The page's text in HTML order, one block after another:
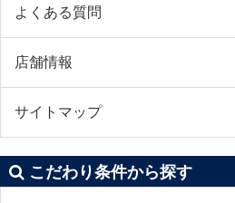
よくある質問
店舗情報
サイトマップ
こだわり条件から探す